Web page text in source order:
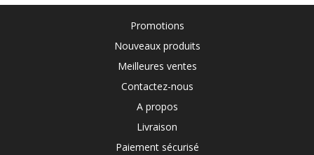
Promotions
Nouveaux produits
Meilleures ventes
Contactez-nous
A propos
Livraison
Paiement sécurisé